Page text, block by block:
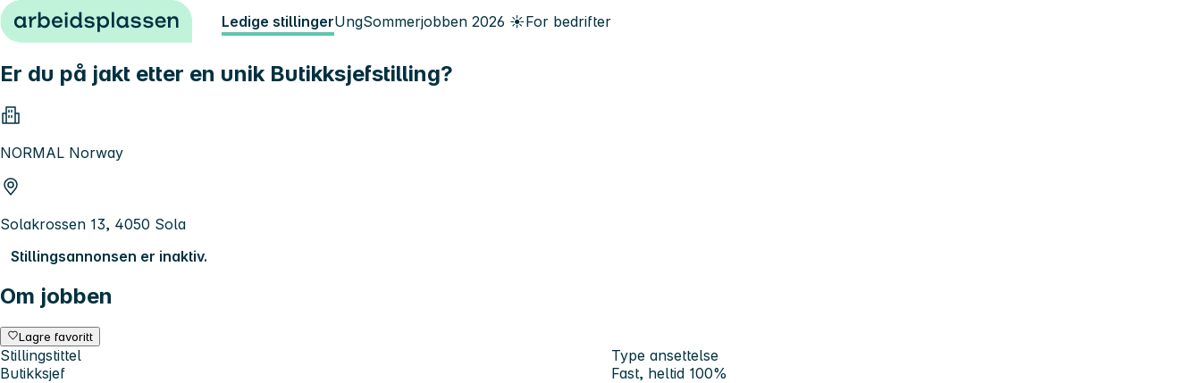
Hopp til innhold Ledige stillingerUngSommerjobben 2026 ☀️For bedrifter
Er du på jakt etter en unik Butikksjefstilling?
NORMAL Norway
Solakrossen 13, 4050 Sola
Stillingsannonsen er inaktiv.
Om jobben
Lagre favoritt
Stillingstittel
Butikksjef
Type ansettelse
Fast, heltid 100%